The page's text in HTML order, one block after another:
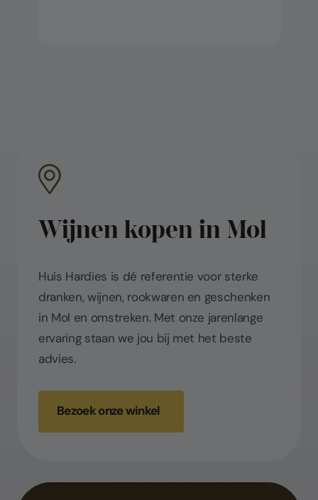
Wijnen kopen in Mol
Huis Hardies is dé referentie voor sterke
dranken, wijnen, rookwaren en geschenken
in Mol en omstreken. Met onze jarenlange
ervaring staan we jou bij met het beste
advies.
Bezoek onze winkel